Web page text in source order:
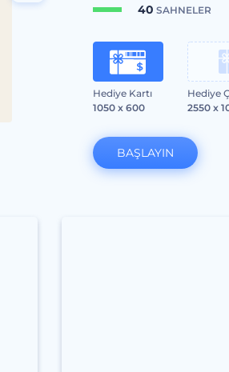
40 SAHNELER
Hediye Kartı
1050 x 600
Hediye
2550 x
BAŞLAYIN